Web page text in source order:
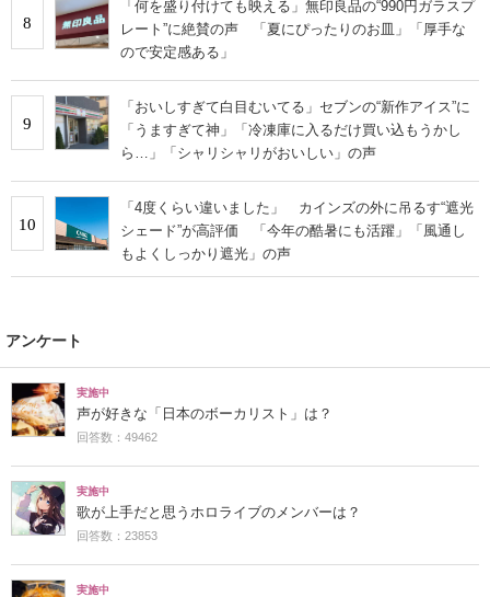
8
「何を盛り付けても映える」無印良品の“990円ガラスプ
レート”に絶賛の声 「夏にぴったりのお皿」「厚手な
ので安定感ある」
9
「おいしすぎて白目むいてる」セブンの“新作アイス”に
「うますぎて神」「冷凍庫に入るだけ買い込もうかし
ら…」「シャリシャリがおいしい」の声
10
「4度くらい違いました」 カインズの外に吊るす“遮光
シェード”が高評価 「今年の酷暑にも活躍」「風通し
もよくしっかり遮光」の声
アンケート
実施中
声が好きな「日本のボーカリスト」は？
回答数：49462
実施中
歌が上手だと思うホロライブのメンバーは？
回答数：23853
実施中